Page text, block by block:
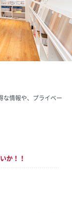
情報や、 プライベー
か！！